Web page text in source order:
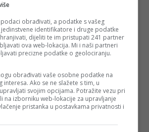
obrađivati, a podatke s vašeg
jedinstvene identifikatore i druge podatke
dijeliti te im pristupati 241 partner
ova web-lokacija. Mi i naši partneri
precizne podatke o geolociranju.
obrađivati vaše osobne podatke na
interesa. Ako se ne slažete s tim, u
svojim opcijama. Potražite vezu pri
na izborniku web-lokacije za upravljanje
pristanka u postavkama privatnosti i